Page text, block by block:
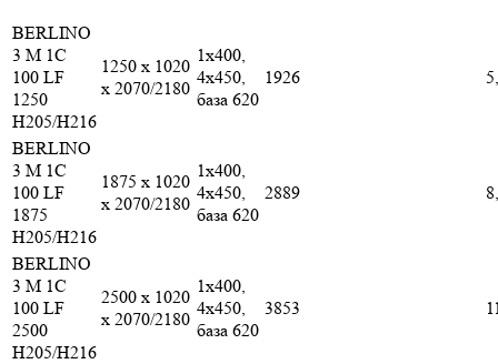
BERLINO
3 M 1C
100 LF
1250
H205/H216
1250 x 1020
x 2070/2180
1х400,
4х450,
база 620
1926
BERLINO
3 M 1C
100 LF
1875
H205/H216
1875 x 1020
x 2070/2180
1х400,
4х450,
база 620
2889
BERLINO
3 M 1C
100 LF
2500
H205/H216
2500 x 1020
x 2070/2180
1х400,
4х450,
база 620
3853